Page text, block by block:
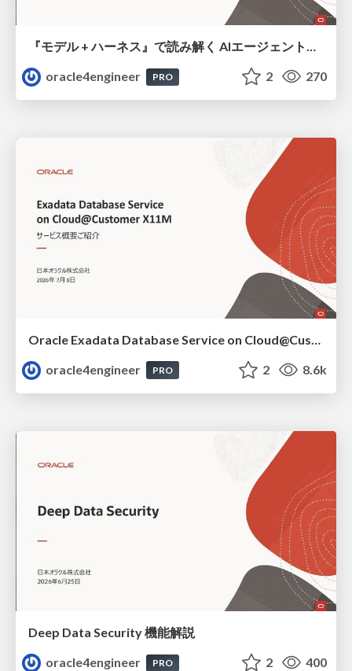
『モデル + ハーネス』で読み解く AIエージェント入門
oracle4engineer
PRO 2 270
oracle4engineer
PRO 2 8.6k
Deep Data Security 機能解説
oracle4engineer
PRO 2 400